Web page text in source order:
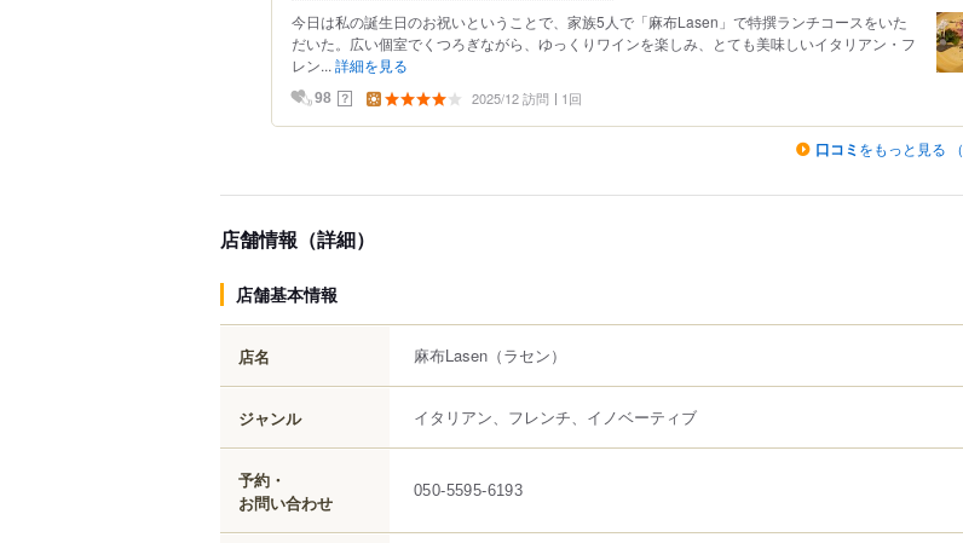
今日は私の誕生日のお祝いということで、家族5人で「麻布Lasen」で特撰ランチコースをいた
だいた。広い個室でくつろぎながら、ゆっくりワインを楽しみ、とても美味しいイタリアン・フ
レン... 詳細を見る
98 ？ 2025/12 訪問 1回
口コミ をもっと見る （
店舗情報（詳細）
店舗基本情報
店名 麻布Lasen （ラセン）
ジャンル イタリアン、フレンチ、イノベーティブ
予約・
お問い合わせ
050-5595-6193